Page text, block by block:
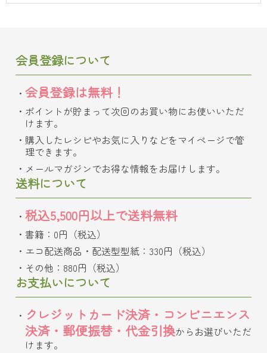
会員登録について
会員登録は無料！
ポイントが貯まって次回のお買い物にお使いいただ
けます。
購入したレシピやお気に入りなどをマイページで管
理できます。
メールマガジンでお得な情報をお届けします。
送料について
税込5,500円以上で送料無料
書籍：0円（税込）
エコ配送商品・配送型型紙：330円（税込）
その他：880円（税込）
お支払いについて
クレジットカード決済・コンビニエンス
決済・郵便振替・代金引換からお選びいただ
けます。